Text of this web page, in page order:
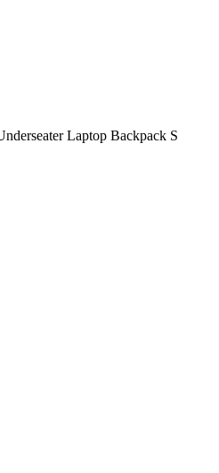
Laptop Backpack S